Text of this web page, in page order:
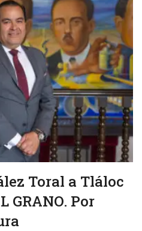
Toral a Tláloc
GRANO. Por